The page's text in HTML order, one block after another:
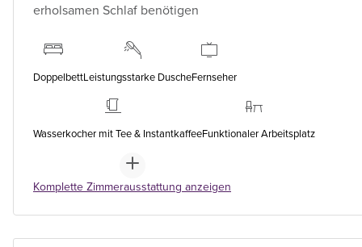
erholsamen Schlaf benötigen
DoppelbettLeistungsstarke DuscheFernseher
Wasserkocher mit Tee & InstantkaffeeFunktionaler Arbeitsplatz
Komplette Zimmerausstattung anzeigen